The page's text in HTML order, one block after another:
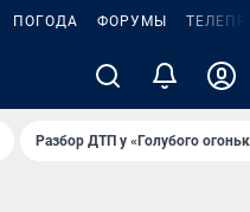
ПОГОДА ФОРУМЫ
Разбор ДТП у «Голубого